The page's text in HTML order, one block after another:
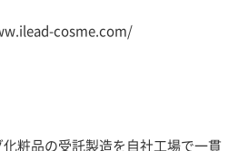
cosme.com/
粧品の受託製造を自社工場で一貫